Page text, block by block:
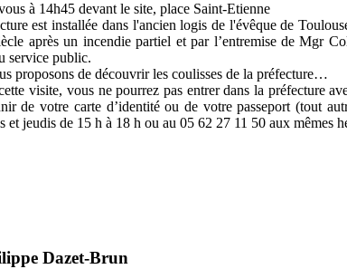
à 14h45 devant le site, place Saint-Etienne
est installée dans l'ancien logis de l'évêque de
après un incendie partiel et par l’entremise de Mgr
service public.
proposons de découvrir les coulisses de la préfecture…
visite, vous ne pourrez pas entrer dans la préfecture
de votre carte d’identité ou de votre passeport (tout
et jeudis de 15 h à 18 h ou au 05 62 27 11 50 aux mêmes
Dazet-Brun